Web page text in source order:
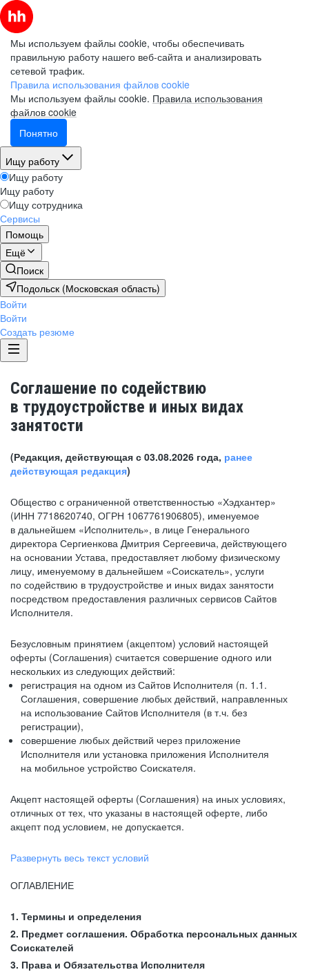
Мы используем файлы cookie, чтобы обеспечивать
правильную работу нашего веб-сайта и анализировать
сетевой трафик.
Правила использования файлов cookie
Мы используем файлы cookie. Правила использования
файлов cookie
Понятно
Ищу работу
Ищу работу
Ищу работу
Ищу сотрудника
Сервисы
Помощь
Ещё
Поиск
Подольск (Московская область)
Войти
Войти
Создать резюме
Соглашение по содействию
в трудоустройстве и иных видах
занятости
(Редакция, действующая с 03.08.2026 года, ранее
действующая редакция)
Общество с ограниченной ответственностью «Хэдхантер»
(ИНН 7718620740, ОГРН 1067761906805), именуемое
в дальнейшем «Исполнитель», в лице Генерального
директора Сергиенкова Дмитрия Сергеевича, действующего
на основании Устава, предоставляет любому физическому
лицу, именуемому в дальнейшем «Соискатель», услуги
по содействию в трудоустройстве и иных видах занятости
посредством предоставления различных сервисов Сайтов
Исполнителя.
Безусловным принятием (акцептом) условий настоящей
оферты (Соглашения) считается совершение одного или
нескольких из следующих действий:
регистрация на одном из Сайтов Исполнителя (п. 1.1.
Соглашения, совершение любых действий, направленных
на использование Сайтов Исполнителя (в т.ч. без
регистрации),
совершение любых действий через приложение
Исполнителя или установка приложения Исполнителя
на мобильное устройство Соискателя.
Акцепт настоящей оферты (Соглашения) на иных условиях,
отличных от тех, что указаны в настоящей оферте, либо
акцепт под условием, не допускается.
Развернуть весь текст условий
ОГЛАВЛЕНИЕ
1. Термины и определения
2. Предмет соглашения. Обработка персональных данных
Соискателей
3. Права и Обязательства Исполнителя